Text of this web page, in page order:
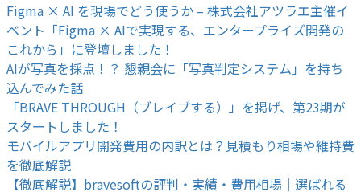
Figma × AI を現場でどう使うか – 株式会社アツラエ主催イ
ベント「Figma × AIで実現する、エンタープライズ開発の
これから」に登壇しました！
AIが写真を採点！？ 懇親会に「写真判定システム」を持ち
込んでみた話
「BRAVE THROUGH（ブレイブする）」を掲げ、第23期が
スタートしました！
モバイルアプリ開発費用の内訳とは？見積もり相場や維持費
を徹底解説
【徹底解説】bravesoftの評判・実績・費用相場｜選ばれる